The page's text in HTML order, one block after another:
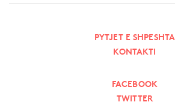
PYTJET E SHPESHTA
KONTAKTI
FACEBOOK
TWITTER